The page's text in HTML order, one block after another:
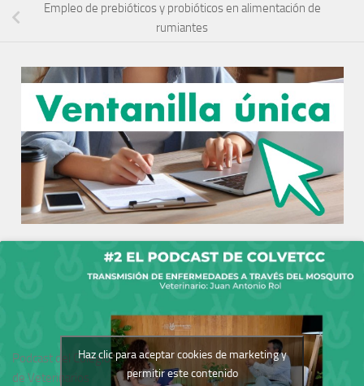
Empleo de prebióticos y probióticos en alimentación de
rumiantes
Podcast del Colegio
de Veterinarios
Haz clic para aceptar cookies de marketing y
permitir este contenido